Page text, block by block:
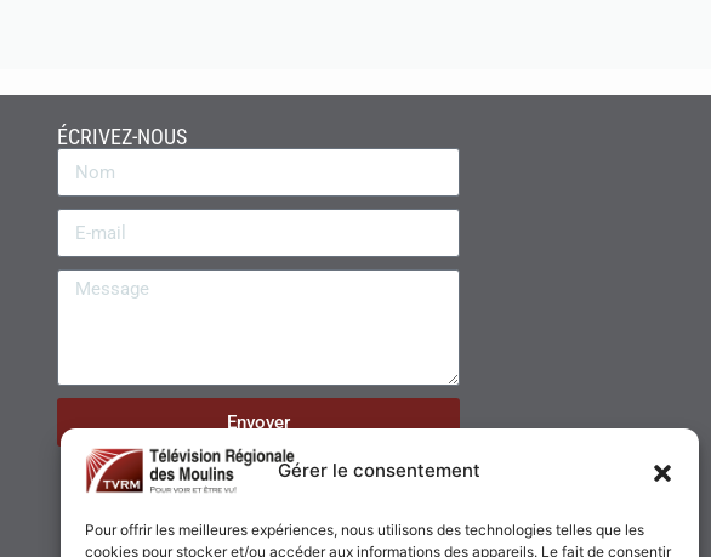
Gérer le consentement
Pour offrir les meilleures expériences, nous utilisons des technologies telles que les
cookies pour stocker et/ou accéder aux informations des appareils. Le fait de consentir
ÉCRIVEZ-NOUS
Envoyer